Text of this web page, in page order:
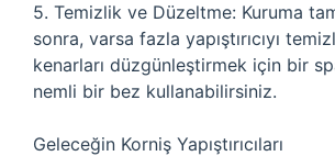
5. Temizlik ve Düzeltme: Kuruma
sonra, varsa fazla yapıştırıcıyı
kenarları düzgünleştirmek için bir
nemli bir bez kullanabilirsiniz.
Geleceğin Korniş Yapıştırıcıları